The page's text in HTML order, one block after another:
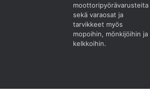
moottoripyörävarusteita
sekä varaosat ja
tarvikkeet myös
mopoihin, mönkijöihin ja
kelkkoihin.